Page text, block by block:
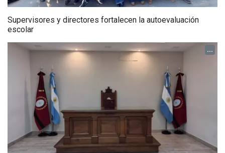
Supervisores y directores fortalecen la autoevaluación
escolar
...